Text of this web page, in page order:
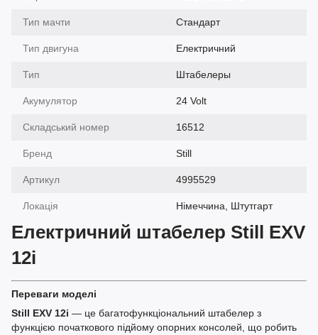
Тип мачти Cтандарт
Тип двигуна Електричний
Тип Штабелеры
Акумулятор 24 Volt
Складський номер 16512
Бренд Still
Артикул 4995529
Локація Німеччина, Штутгарт
Електричний штабелер Still EXV
12i
Переваги моделі
Still EXV 12i — це багатофункціональний штабелер з
функцією початкового підйому опорних консолей, що робить